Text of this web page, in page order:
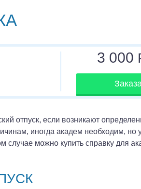
3 000
отпуск, если возникают
иногда академ необходим, но
можно купить справку для